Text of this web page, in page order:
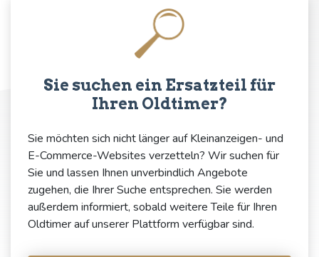
Sie suchen ein Ersatzteil für
Ihren Oldtimer?
Sie möchten sich nicht länger auf Kleinanzeigen- und
E-Commerce-Websites verzetteln? Wir suchen für
Sie und lassen Ihnen unverbindlich Angebote
zugehen, die Ihrer Suche entsprechen. Sie werden
außerdem informiert, sobald weitere Teile für Ihren
Oldtimer auf unserer Plattform verfügbar sind.